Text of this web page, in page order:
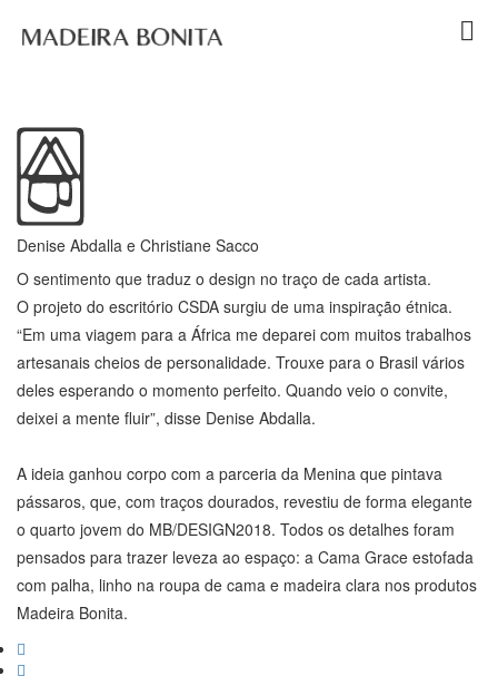
Denise Abdalla e Christiane Sacco
O sentimento que traduz o design no traço de cada artista.
O projeto do escritório CSDA surgiu de uma inspiração étnica.
“Em uma viagem para a África me deparei com muitos trabalhos
artesanais cheios de personalidade. Trouxe para o Brasil vários
deles esperando o momento perfeito. Quando veio o convite,
deixei a mente fluir”, disse Denise Abdalla.
A ideia ganhou corpo com a parceria da Menina que pintava
pássaros, que, com traços dourados, revestiu de forma elegante
o quarto jovem do MB/DESIGN2018. Todos os detalhes foram
pensados para trazer leveza ao espaço: a Cama Grace estofada
com palha, linho na roupa de cama e madeira clara nos produtos
Madeira Bonita.